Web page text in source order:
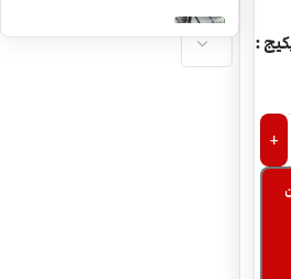
+
MYLE Mini Iced
پاد یکبارمصرف لیمو